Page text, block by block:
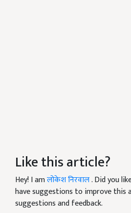
Like this article?
Hey! I amलोकेश निरवाल. Did you
have suggestions to improve this
suggestions and feedback.